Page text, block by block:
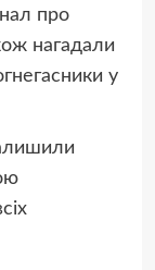
про
нагадали
у